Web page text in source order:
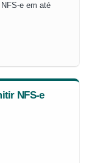
e em até
NFS-e